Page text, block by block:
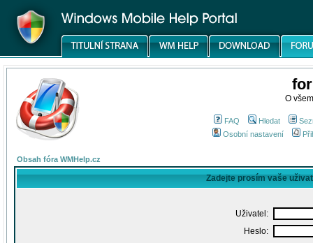
O
FAQ Hledat
Osobní nastavení
Obsah fóra WMHelp.cz
Zadejte prosím vaše
Uživatel:
Heslo: